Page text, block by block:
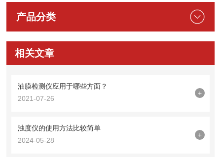
产品分类
相关文章
油膜检测仪应用于哪些方面？
2021-07-26
+
浊度仪的使用方法比较简单
2024-05-28
+